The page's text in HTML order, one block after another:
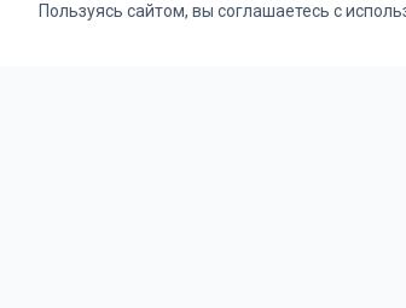
Пользуясь сайтом, вы соглашаетесь с